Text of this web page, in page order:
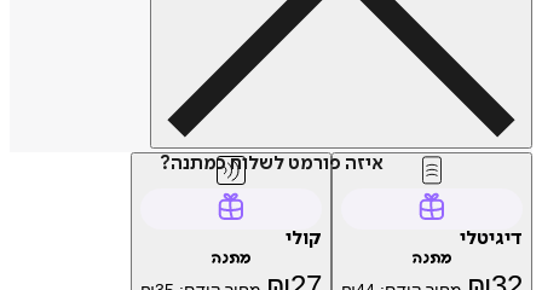
איזה פורמט לשלוח כמתנה?